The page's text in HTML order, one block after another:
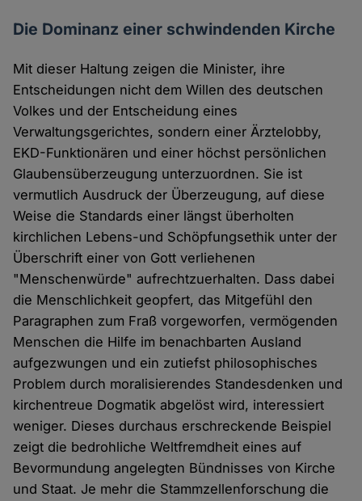
Die Dominanz einer schwindenden Kirche
Mit dieser Haltung zeigen die Minister, ihre
Entscheidungen nicht dem Willen des deutschen
Volkes und der Entscheidung eines
Verwaltungsgerichtes, sondern einer Ärztelobby,
EKD-Funktionären und einer höchst persönlichen
Glaubensüberzeugung unterzuordnen. Sie ist
vermutlich Ausdruck der Überzeugung, auf diese
Weise die Standards einer längst überholten
kirchlichen Lebens-und Schöpfungsethik unter der
Überschrift einer von Gott verliehenen
"Menschenwürde" aufrechtzuerhalten. Dass dabei
die Menschlichkeit geopfert, das Mitgefühl den
Paragraphen zum Fraß vorgeworfen, vermögenden
Menschen die Hilfe im benachbarten Ausland
aufgezwungen und ein zutiefst philosophisches
Problem durch moralisierendes Standesdenken und
kirchentreue Dogmatik abgelöst wird, interessiert
weniger. Dieses durchaus erschreckende Beispiel
zeigt die bedrohliche Weltfremdheit eines auf
Bevormundung angelegten Bündnisses von Kirche
und Staat. Je mehr die Stammzellenforschung die